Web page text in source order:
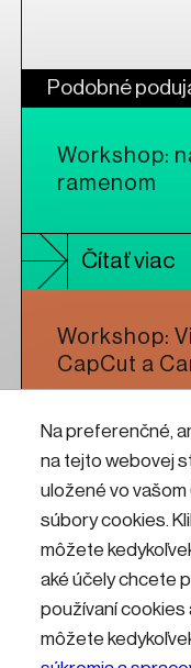
Na preferenčné,
na tejto webovej
uložené vo vašom
súbory cookies.
môžete
aké účely chcete
používaní cookies
môžete
Podobné
Workshop:
ramenom
Čítať viac
Workshop:
CapCut a
Čítať viac
Workshop:
umelcov a
Čítať viac